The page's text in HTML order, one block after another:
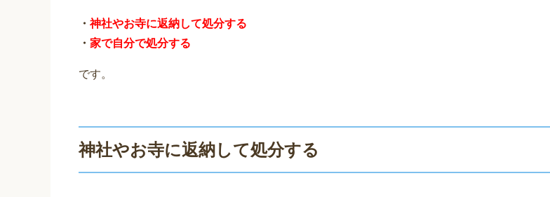
・神社やお寺に返納して処分する
・ 家で自分で処分する
です。
神社やお寺に返納して処分する